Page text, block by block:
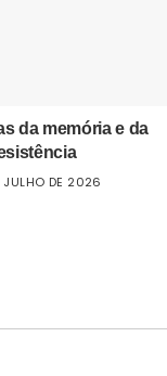
da memória e da
JULHO DE 2026